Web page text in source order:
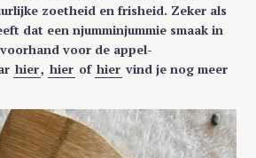
zoetheid en frisheid. Zeker als
dat een njumminjummie smaak in
voor de appel-
hier, hier of hier vind je nog meer